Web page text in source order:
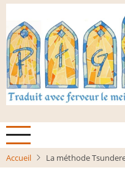
Aller
contenu
principal
Accueil La méthode